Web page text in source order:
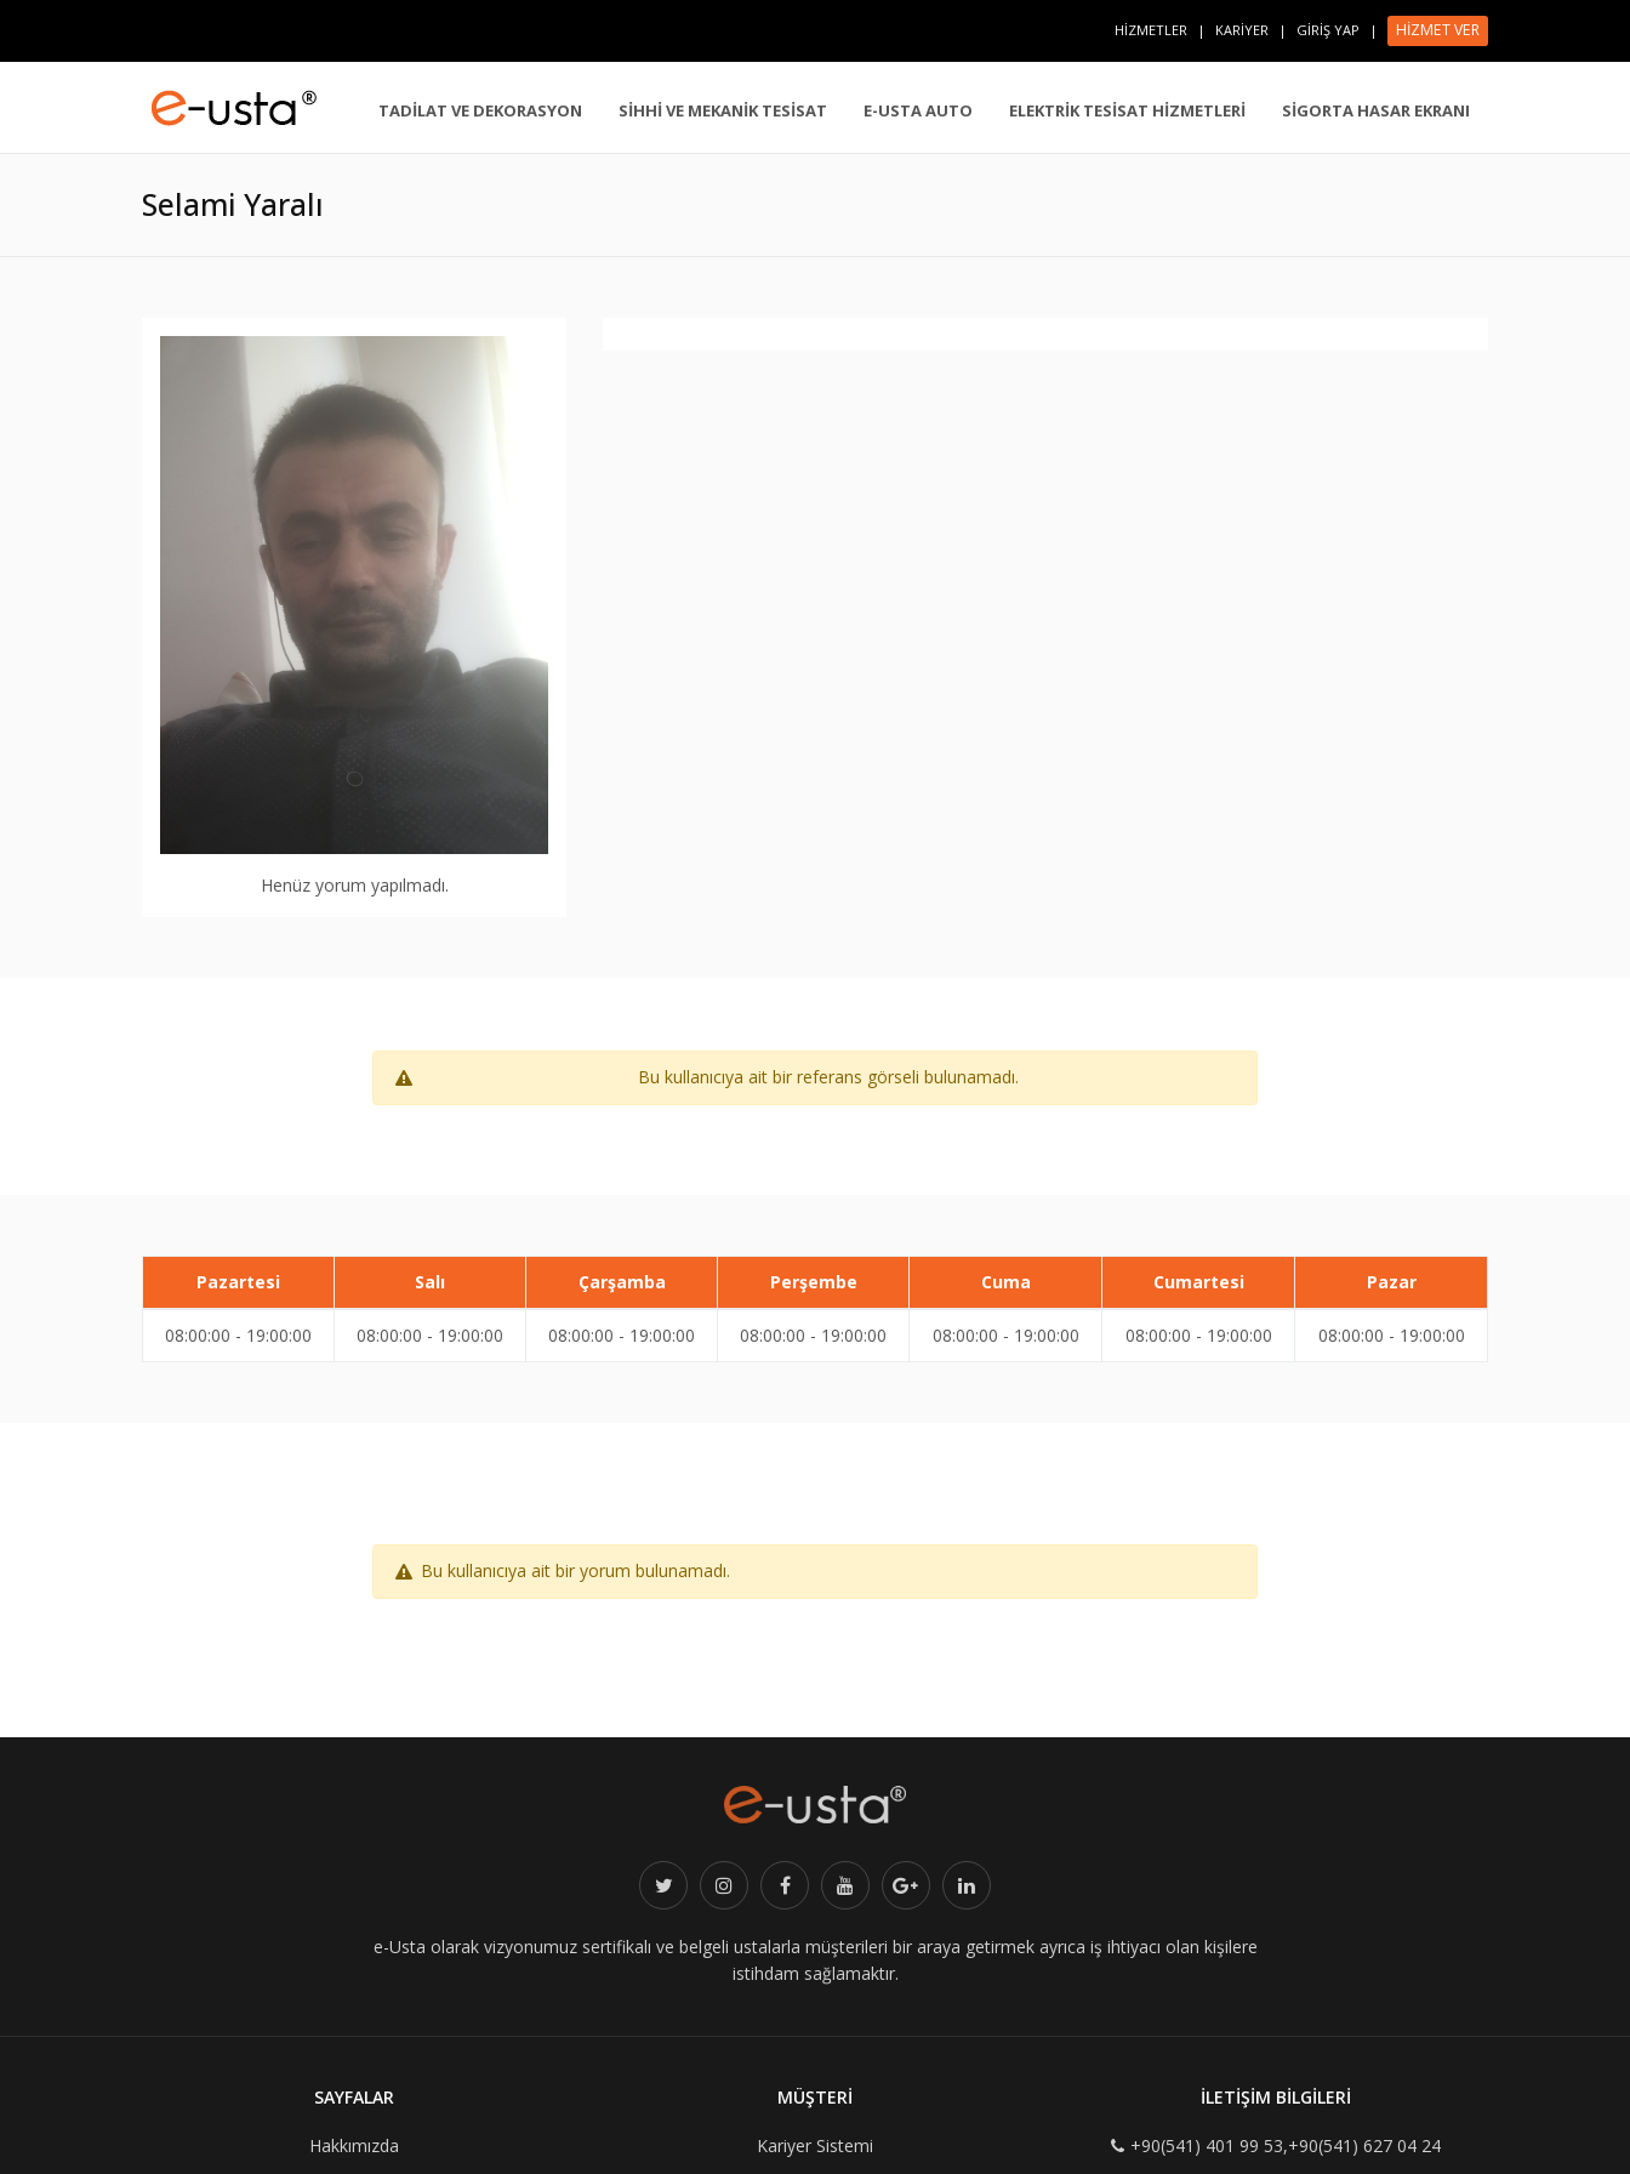
HİZMETLER | KARİYER | GİRİŞ YAP | HİZMET VER
TADİLAT VE DEKORASYON SİHHİ VE MEKANİK TESİSAT E-USTA AUTO ELEKTRİK TESİSAT HİZMETLERİ SİGORTA HASAR EKRANI
Selami Yaralı
Henüz yorum yapılmadı.
Bu kullanıcıya ait bir referans görseli bulunamadı.
Pazartesi Salı Çarşamba Perşembe Cuma Cumartesi Pazar
08:00:00 - 19:00:00 08:00:00 - 19:00:00 08:00:00 - 19:00:00 08:00:00 - 19:00:00 08:00:00 - 19:00:00 08:00:00 - 19:00:00 08:00:00 - 19:00:00
Bu kullanıcıya ait bir yorum bulunamadı.
e-Usta olarak vizyonumuz sertifikalı ve belgeli ustalarla müşterileri bir araya getirmek ayrıca iş ihtiyacı olan kişilere
istihdam sağlamaktır.
SAYFALAR
Hakkımızda
MÜŞTERİ
Kariyer Sistemi
İLETİŞİM BİLGİLERİ
+90(541) 401 99 53,+90(541) 627 04 24